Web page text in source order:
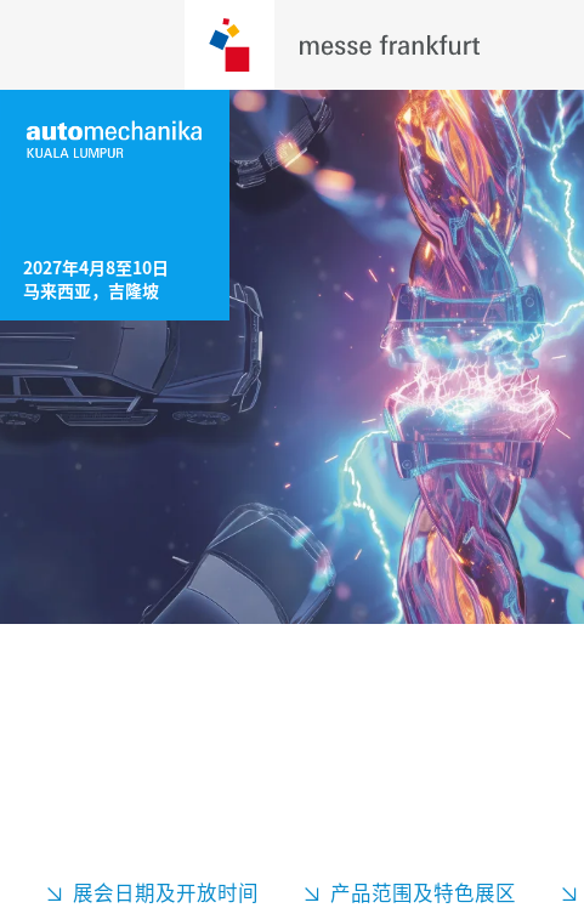
2027年4月8至10日
马来西亚，吉隆坡
展会日期及开放时间 产品范围及特色展区